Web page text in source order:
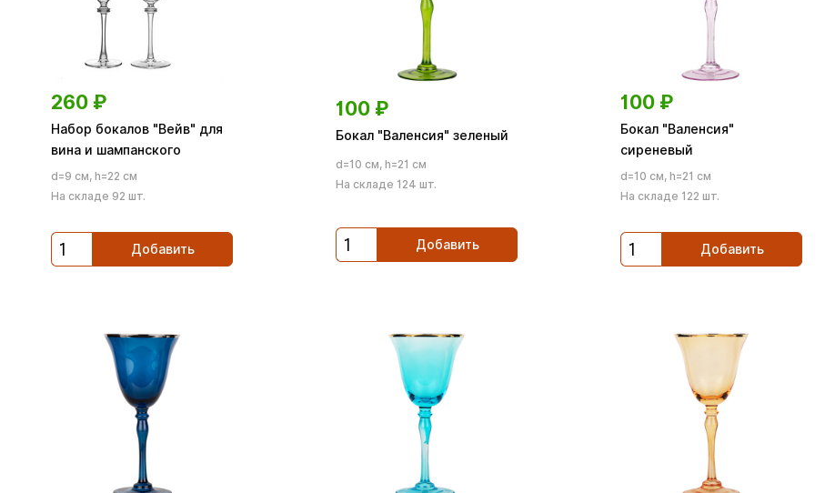
260 ₽
Набор бокалов "Вейв" для
вина и шампанского
d=9 см, h=22 см
На складе 92 шт.
Добавить
100 ₽
Бокал "Валенсия" зеленый
d=10 см, h=21 см
На складе 124 шт.
Добавить
100 ₽
Бокал "Валенсия"
сиреневый
d=10 см, h=21 см
На складе 122 шт.
Добавить